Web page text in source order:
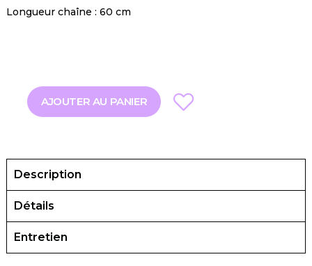
Longueur chaîne : 60 cm
AJOUTER AU PANIER
Description
Détails
Entretien